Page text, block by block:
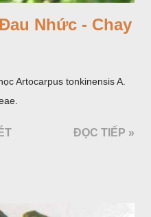
Nhức - Chay
Artocarpus tonkinensis A.
ĐỌC TIẾP »